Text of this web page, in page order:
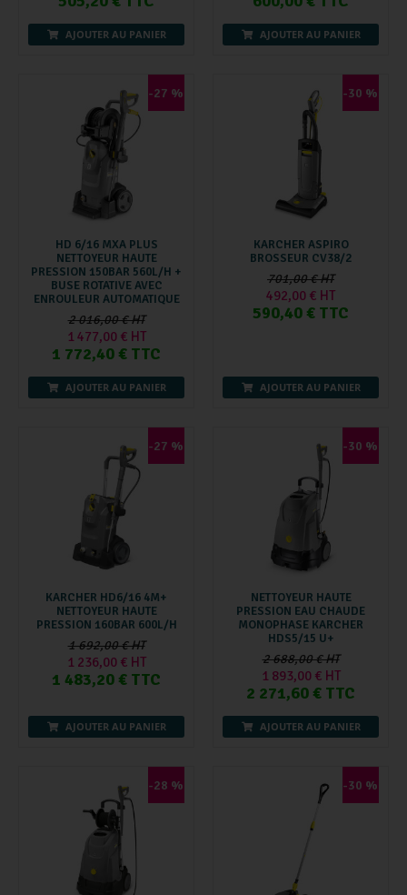
AJOUTER AU PANIER AJOUTER AU PANIER
-27 %
HD 6/16 MXA PLUS
NETTOYEUR HAUTE
PRESSION 150BAR 560L/H +
BUSE ROTATIVE AVEC
ENROULEUR AUTOMATIQUE
2 016,00 € HT
1 477,00 € HT
1 772,40 € TTC
AJOUTER AU PANIER
-30 %
KARCHER ASPIRO
BROSSEUR CV38/2
701,00 € HT
492,00 € HT
590,40 € TTC
AJOUTER AU PANIER
-27 %
KARCHER HD6/16 4M+
NETTOYEUR HAUTE
PRESSION 160BAR 600L/H
1 692,00 € HT
1 236,00 € HT
1 483,20 € TTC
AJOUTER AU PANIER
-30 %
NETTOYEUR HAUTE
PRESSION EAU CHAUDE
MONOPHASE KARCHER
HDS5/15 U+
2 688,00 € HT
1 893,00 € HT
2 271,60 € TTC
AJOUTER AU PANIER
-28 % -30 %